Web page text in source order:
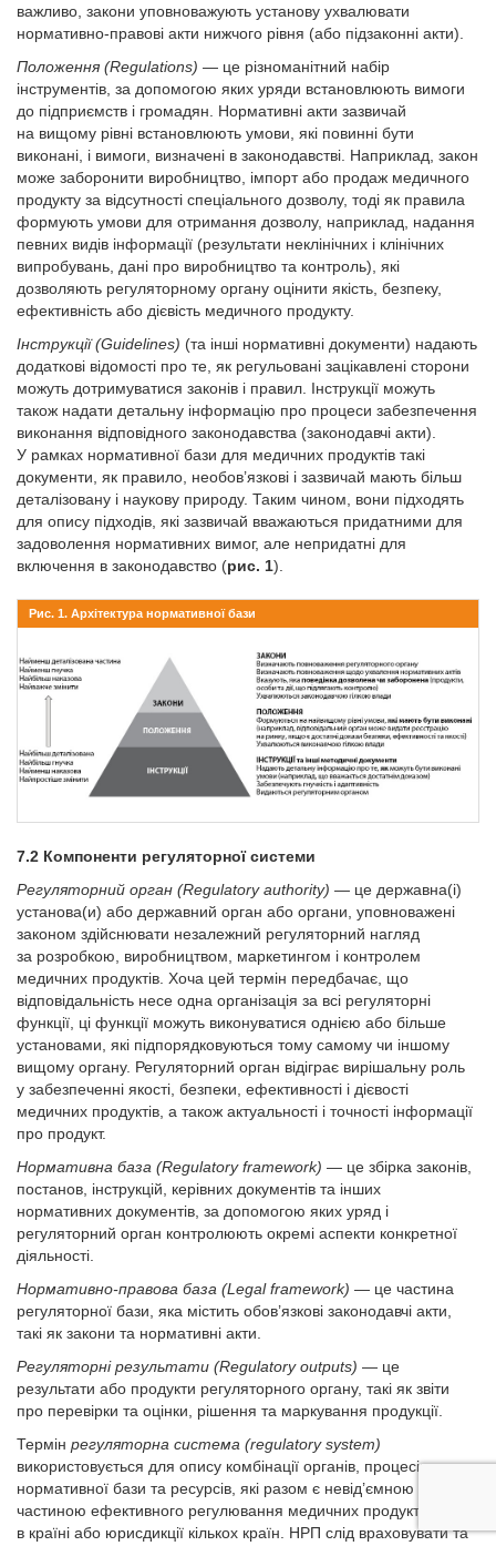
важливо, закони уповноважують установу ухвалювати
нормативно-правові акти нижчого рівня (або підзаконні акти).
Положення (Regulations) — це різноманітний набір
інструментів, за допомогою яких уряди встановлюють вимоги
до підприємств і громадян. Нормативні акти зазвичай
на вищому рівні встановлюють умови, які повинні бути
виконані, і вимоги, визначені в законодавстві. Наприклад, закон
може заборонити виробництво, імпорт або продаж медичного
продукту за відсутності спеціального дозволу, тоді як правила
формують умови для отримання дозволу, наприклад, надання
певних видів інформації (результати неклінічних і клінічних
випробувань, дані про виробництво та контроль), які
дозволяють регуляторному органу оцінити якість, безпеку,
ефективність або дієвість медичного продукту.
Інструкції (Guidelines) (та інші нормативні документи) надають
додаткові відомості про те, як регульовані зацікавлені сторони
можуть дотримуватися законів і правил. Інструкції можуть
також надати детальну інформацію про процеси забезпечення
виконання відповідного законодавства (законодавчі акти).
У рамках нормативної бази для медичних продуктів такі
документи, як правило, необов’язкові і зазвичай мають більш
деталізовану і наукову природу. Таким чином, вони підходять
для опису підходів, які зазвичай вважаються придатними для
задоволення нормативних вимог, але непридатні для
включення в законодавство (рис. 1).
Рис. 1. Архітектура нормативної бази
7.2 Компоненти регуляторної системи
Регуляторний орган (Regulatory authority) — це державна(і)
установа(и) або державний орган або органи, уповноважені
законом здійснювати незалежний регуляторний нагляд
за розробкою, виробництвом, маркетингом і контролем
медичних продуктів. Хоча цей термін передбачає, що
відповідальність несе одна організація за всі регуляторні
функції, ці функції можуть виконуватися однією або більше
установами, які підпорядковуються тому самому чи іншому
вищому органу. Регуляторний орган відіграє вирішальну роль
у забезпеченні якості, безпеки, ефективності і дієвості
медичних продуктів, а також актуальності і точності інформації
про продукт.
Нормативна база (Regulatory framework) — це збірка законів,
постанов, інструкцій, керівних документів та інших
нормативних документів, за допомогою яких уряд і
регуляторний орган контролюють окремі аспекти конкретної
діяльності.
Нормативно-правова база (Legal framework) — це частина
регуляторної бази, яка містить обов’язкові законодавчі акти,
такі як закони та нормативні акти.
Регуляторні результати (Regulatory outputs) — це
результати або продукти регуляторного органу, такі як звіти
про перевірки та оцінки, рішення та маркування продукції.
Термін регуляторна система (regulatory system)
використовується для опису комбінації органів, процесів,
нормативної бази та ресурсів, які разом є невід’ємною
частиною ефективного регулювання медичних продуктів
в країні або юрисдикції кількох країн. НРП слід враховувати та